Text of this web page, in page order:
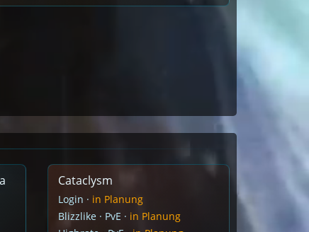
Cataclysm
Login · in Planung
Blizzlike · PvE · in Planung